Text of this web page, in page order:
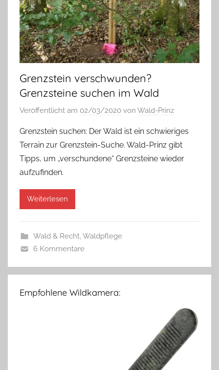
Grenzstein verschwunden?
Grenzsteine suchen im Wald
Veröffentlicht am 02/03/2020 von Wald-Prinz
Grenzstein suchen: Der Wald ist ein schwieriges
Terrain zur Grenzstein-Suche. Wald-Prinz gibt
Tipps, um „verschundene“ Grenzsteine wieder
aufzufinden.
Weiterlesen
Wald & Recht,Waldpflege
6 Kommentare
Empfohlene Wildkamera: